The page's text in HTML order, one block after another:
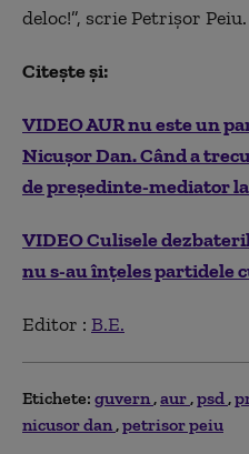
deloc!”, scrie Petrișor Peiu.
Citește și:
VIDEO AUR nu este un
Nicușor Dan. Când a
de președinte-mediator
VIDEO Culisele
nu s-au înțeles partidele
Editor : B.E.
Etichete: guvern aur psd
nicusor dan petrisor peiu